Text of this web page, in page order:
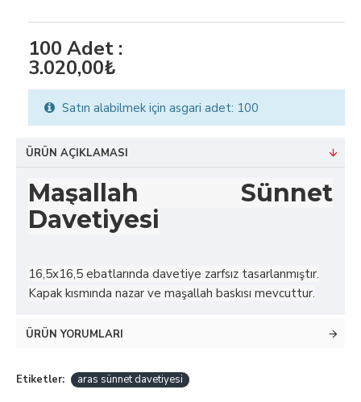
100 Adet :
3.020,00₺
Satın alabilmek için asgari adet: 100
ÜRÜN AÇIKLAMASI
Maşallah Sünnet
Davetiyesi
16,5x16,5 ebatlarında davetiye zarfsız tasarlanmıştır.
Kapak kısmında nazar ve maşallah baskısı mevcuttur.
ÜRÜN YORUMLARI
Etiketler: aras sünnet davetiyesi